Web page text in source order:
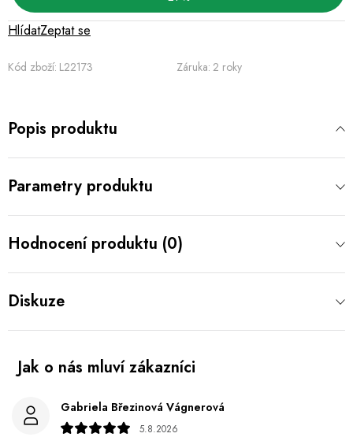
Kód zboží: L22173 Záruka: 2 roky
Zeptat se
Hlídat
Popis produktu
Parametry produktu
Hodnocení produktu (0)
Diskuze
Gabriela Březinová Vágnerová
5.8.2026